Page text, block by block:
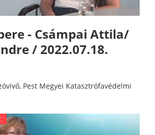
- Csámpai Attila/
/ 2022.07.18.
Pest Megyei Katasztrófavédelmi